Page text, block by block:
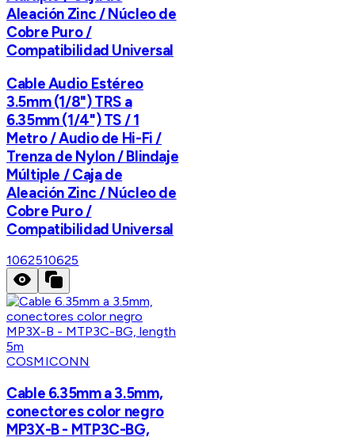
Aleación Zinc / Núcleo de
Cobre Puro /
Compatibilidad Universal
Cable Audio Estéreo
3.5mm (1/8") TRS a
6.35mm (1/4") TS / 1
Metro / Audio de Hi-Fi /
Trenza de Nylon / Blindaje
Múltiple / Caja de
Aleación Zinc / Núcleo de
Cobre Puro /
Compatibilidad Universal
1062510625
COSMICONN
Cable 6.35mm a 3.5mm,
conectores color negro
MP3X-B - MTP3C-BG,